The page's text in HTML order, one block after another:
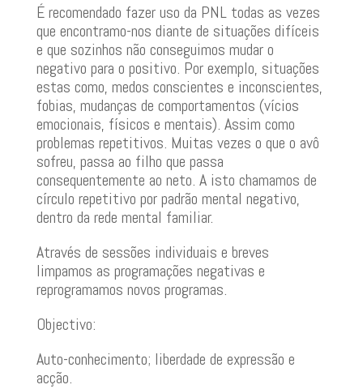
É recomendado fazer uso da PNL todas as vezes
que encontramo-nos diante de situações difíceis
e que sozinhos não conseguimos mudar o
negativo para o positivo. Por exemplo, situações
estas como, medos conscientes e inconscientes,
fobias, mudanças de comportamentos (vícios
emocionais, físicos e mentais). Assim como
problemas repetitivos. Muitas vezes o que o avô
sofreu, passa ao filho que passa
consequentemente ao neto. A isto chamamos de
círculo repetitivo por padrão mental negativo,
dentro da rede mental familiar.
Através de sessões individuais e breves
limpamos as programações negativas e
reprogramamos novos programas.
Objectivo:
Auto-conhecimento; liberdade de expressão e
acção.